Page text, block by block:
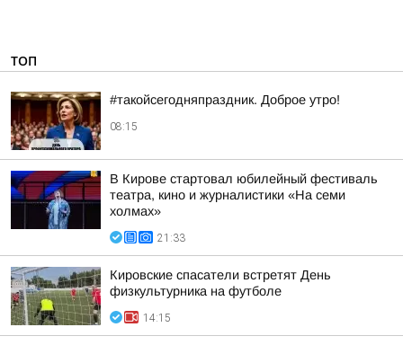
ТОП
#такойсегодняпраздник. Доброе утро!
08:15
В Кирове стартовал юбилейный фестиваль
театра, кино и журналистики «На семи
холмах»
21:33
Кировские спасатели встретят День
физкультурника на футболе
14:15